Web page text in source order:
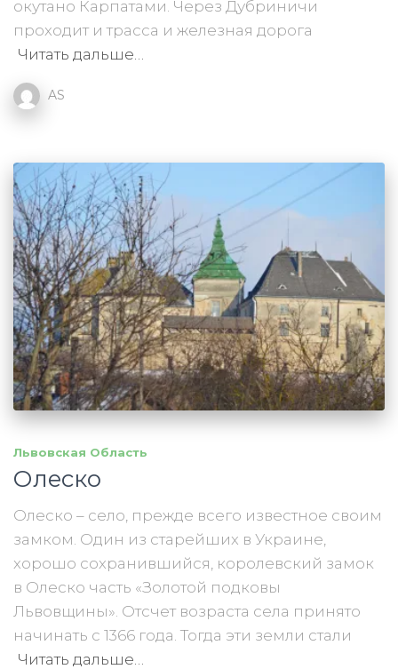
окутано Карпатами. Через Дубриничи
проходит и трасса и железная дорога
Читать дальше…
AS
Львовская Область
Олеско
Олеско – село, прежде всего известное своим
замком. Один из старейших в Украине,
хорошо сохранившийся, королевский замок
в Олеско часть «Золотой подковы
Львовщины». Отсчет возраста села принято
начинать с 1366 года. Тогда эти земли стали
Читать дальше…